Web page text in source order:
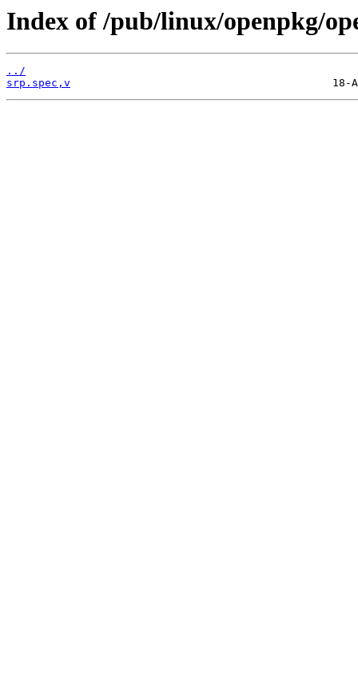
Index of /pub/linux/openpkg/
../
srp.spec,v